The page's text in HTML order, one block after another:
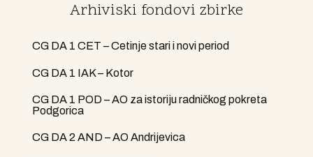
Arhiviski fondovi zbirke
CG DA 1 CET – Cetinje stari i novi period
CG DA 1 IAK – Kotor
CG DA 1 POD – AO za istoriju radničkog pokreta
Podgorica
CG DA 2 AND – AO Andrijevica